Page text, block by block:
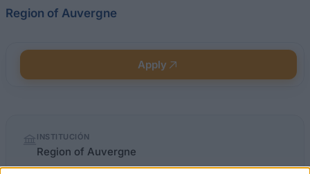
Region of Auvergne
Apply
factsINSTITUCIÓN
Region of Auvergne